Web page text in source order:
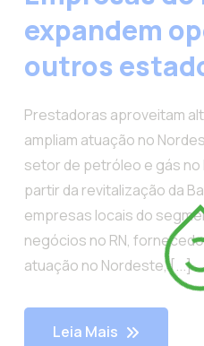
expandem
outros
Prestadoras aproveitam
ampliam atuação no
setor de petróleo e gás no
partir da revitalização da
empresas locais do
negócios no RN,
atuação no Nordeste, [...]
Leia Mais